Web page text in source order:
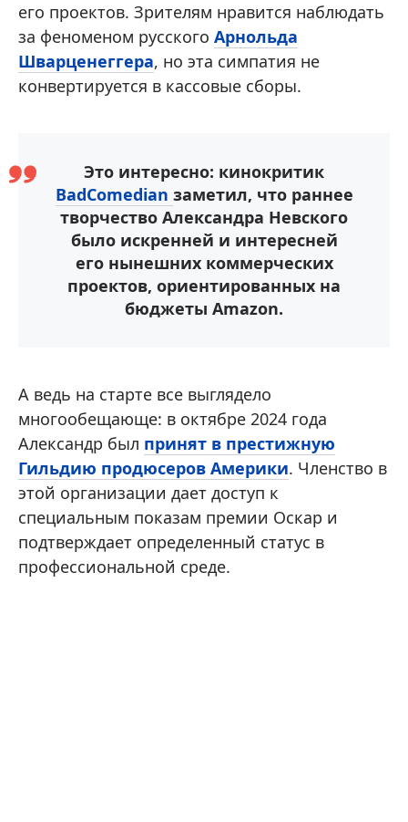
его проектов. Зрителям нравится наблюдать
за феноменом русского Арнольда
Шварценеггера, но эта симпатия не
конвертируется в кассовые сборы.
Это интересно: кинокритик
BadComedian заметил, что раннее
творчество Александра Невского
было искренней и интересней
его нынешних коммерческих
проектов, ориентированных на
бюджеты Amazon.
А ведь на старте все выглядело
многообещающе: в октябре 2024 года
Александр был принят в престижную
Гильдию продюсеров Америки. Членство в
этой организации дает доступ к
специальным показам премии Оскар и
подтверждает определенный статус в
профессиональной среде.